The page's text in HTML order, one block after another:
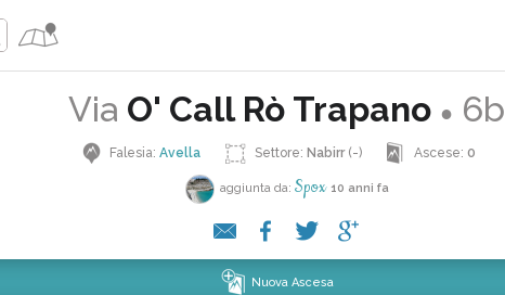
Via O' Call Rò Trapano ● 6b
Falesia: Avella Settore: Nabirr (-) Ascese: 0
aggiunta da: Spox 10 anni fa
Nuova Ascesa